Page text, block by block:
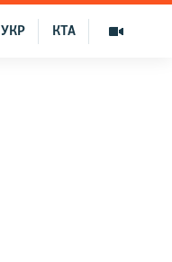
КТА
УКР